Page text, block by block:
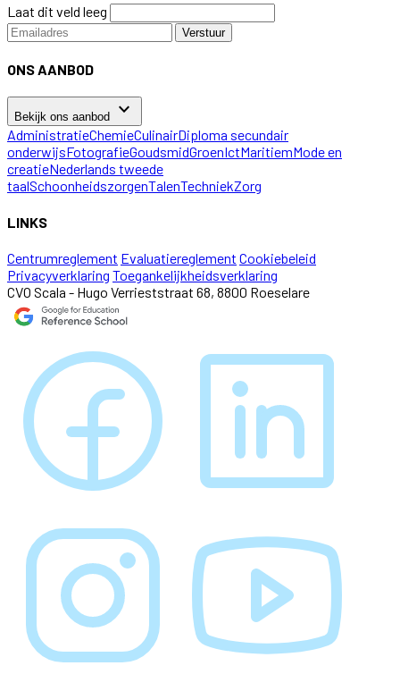
Laat dit veld leeg
Verstuur
ONS AANBOD
Bekijk ons aanbod keyboard_arrow_down
AdministratieChemieCulinairDiploma secundair
onderwijsFotografieGoudsmidGroenIctMaritiemMode en
creatieNederlands tweede
taalSchoonheidszorgenTalenTechniekZorg
LINKS
Centrumreglement Evaluatiereglement Cookiebeleid
Privacyverklaring Toegankelijkheidsverklaring
CVO Scala - Hugo Verrieststraat 68, 8800 Roeselare